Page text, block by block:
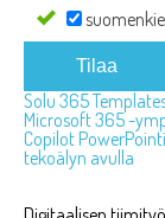
Tilaa
Artikkelien
selaus
Solu 365
Microsoft 365 -
Copilot
tekoälyn avulla